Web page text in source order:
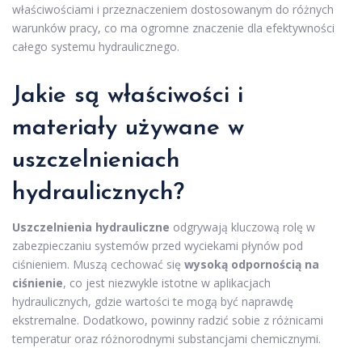
właściwościami i przeznaczeniem dostosowanym do różnych
warunków pracy, co ma ogromne znaczenie dla efektywności
całego systemu hydraulicznego.
Jakie są właściwości i
materiały używane w
uszczelnieniach
hydraulicznych?
Uszczelnienia hydrauliczne odgrywają kluczową rolę w
zabezpieczaniu systemów przed wyciekami płynów pod
ciśnieniem. Muszą cechować się wysoką odpornością na
ciśnienie, co jest niezwykle istotne w aplikacjach
hydraulicznych, gdzie wartości te mogą być naprawdę
ekstremalne. Dodatkowo, powinny radzić sobie z różnicami
temperatur oraz różnorodnymi substancjami chemicznymi.